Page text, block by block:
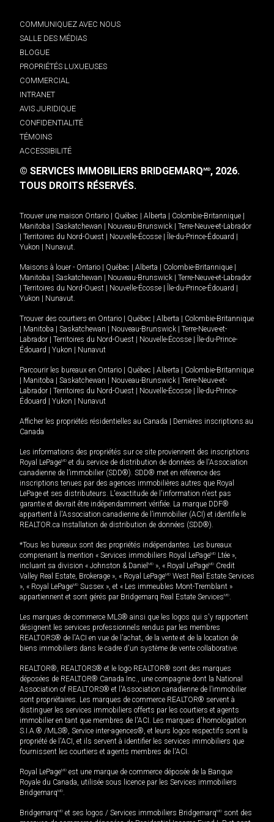
COMMUNIQUEZ AVEC NOUS
SALLE DES MÉDIAS
BLOGUE
PROPRIÉTÉS LUXUEUSES
COMMERCIAL
INTRANET
AVIS JURIDIQUE
CONFIDENTIALITÉ
TÉMOINS
ACCESSIBILITÉ
© SERVICES IMMOBILIERS BRIDGEMARQMD, 2026.
TOUS DROITS RÉSERVÉS.
Trouver une maison Ontario Québec Alberta Colombie-Britannique
Manitoba
Saskatchewan Nouveau-Brunswick
Terre-Neuve-et-Labrador
Territoires du Nord-Ouest Nouvelle-Écosse Île-du-Prince-Édouard
Yukon
Nunavut.
Maisons à louer - Ontario Québec Alberta Colombie-Britannique
Manitoba
Saskatchewan Nouveau-Brunswick
Terre-Neuve-et-Labrador
Territoires du Nord-Ouest Nouvelle-Écosse Île-du-Prince-Édouard
Yukon
Nunavut.
Trouver des courtiers en Ontario Québec Alberta
Colombie-Britannique
Manitoba Saskatchewan Nouveau-Brunswick
Terre-Neuve-et-
Labrador
Territoires du Nord-Ouest Nouvelle-Écosse
Île-du-Prince-
Édouard
Yukon Nunavut
Parcourir les bureaux en Ontario Québec Alberta
Colombie-Britannique
Manitoba Saskatchewan Nouveau-Brunswick
Terre-Neuve-et-
Labrador
Territoires du Nord-Ouest Nouvelle-Écosse
Île-du-Prince-
Édouard
Yukon Nunavut
Afficher les propriétés résidentielles au Canada
Dernières inscriptions au
Canada
Les informations des propriétés sur ce site proviennent des inscriptions
Royal LePageMD et du service de distribution de données de l'Association
canadienne de l’immobilier (SDD®). SDD® met en référence des
inscriptions tenues par des agences immobilières autres que Royal
LePage et ses distributeurs. L'exactitude de l'information n'est pas
garantie et devrait être indépendamment vérifiée. La marque DDF®
appartient à l'Association canadienne de l’immobilier (ACI) et identifie le
REALTOR.ca Installation de distribution de données (SDD®).
*Tous les bureaux sont des propriétés indépendantes. Les bureaux
comprenant la mention « Services immobiliers Royal LePageMD Ltée »,
incluant sa division « Johnston & Daniel MD », « Royal LePageMD Credit
Valley Real Estate, Brokerage », « Royal LePageMD West Real Estate Services
», « Royal LePageMD Sussex », et « Les immeubles Mont-Tremblant »
appartiennent et sont gérés par Bridgemarq Real Estate ServicesMD.
Les marques de commerce MLS® ainsi que les logos qui s'y rapportent
désignent les services professionnels rendus par les membres
REALTORS® de l'ACI en vue de l'achat, de la vente et de la location de
biens immobiliers dans le cadre d'un système de vente collaborative.
REALTOR®, REALTORS® et le logo REALTOR® sont des marques
déposées de REALTOR® Canada Inc., une compagnie dont la National
Association of REALTORS® et l'Association canadienne de l’immobilier
sont propriétaires. Les marques de commerce REALTOR® servent à
distinguer les services immobiliers offerts par les courtiers et agents
immobilier en tant que membres de l'ACI. Les marques d'homologation
S.I.A.® /MLS®, Service inter-agences®, et leurs logos respectifs sont la
propriété de l'ACI, et ils servent à identifier les services immobiliers que
fournissent les courtiers et agents membres de l'ACI.
Royal LePageMD est une marque de commerce déposée de la Banque
Royale du Canada, utilisée sous licence par les Services immobiliers
BridgemarqMD.
BridgemarqMD et ses logos / Services immobiliers BridgemarqMD sont des